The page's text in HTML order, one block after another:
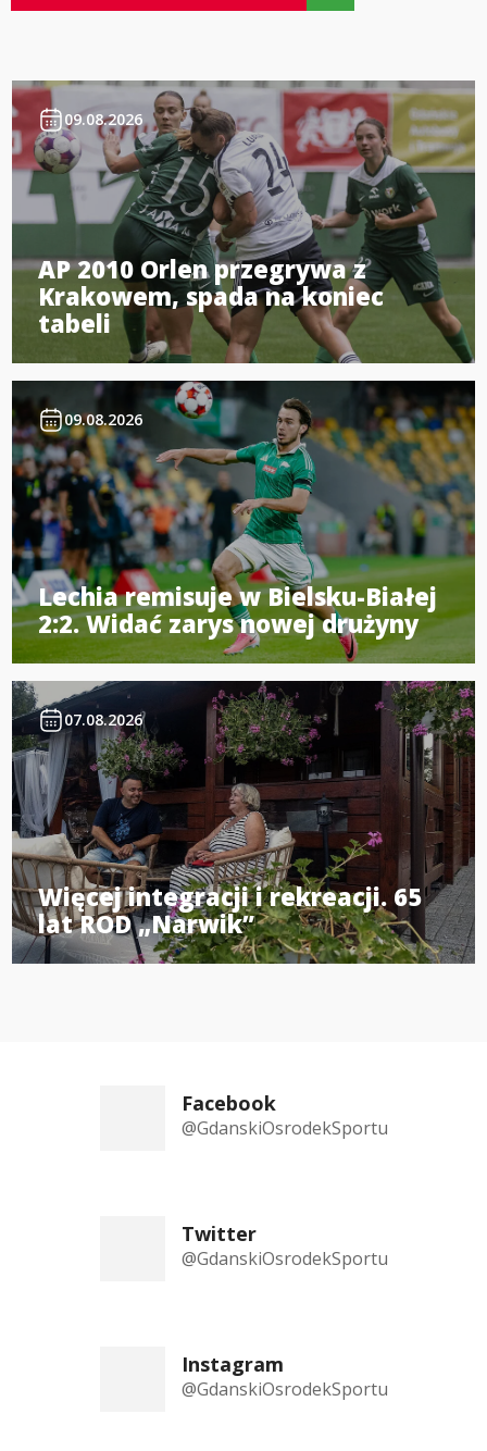
09.08.2026
AP 2010 Orlen przegrywa z
Krakowem, spada na koniec
tabeli
09.08.2026
Lechia remisuje w Bielsku-Białej
2:2. Widać zarys nowej drużyny
07.08.2026
Więcej integracji i rekreacji. 65
lat ROD „Narwik”
Facebook
@GdanskiOsrodekSportu
Twitter
@GdanskiOsrodekSportu
Instagram
@GdanskiOsrodekSportu